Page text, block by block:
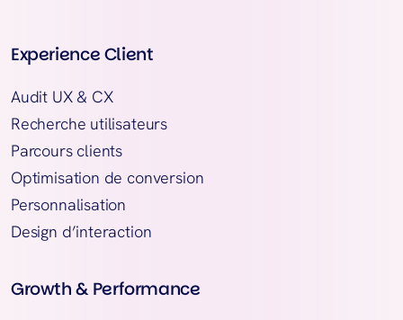
Experience Client
Audit UX & CX
Recherche utilisateurs
Parcours clients
Optimisation de conversion
Personnalisation
Design d’interaction
Growth & Performance